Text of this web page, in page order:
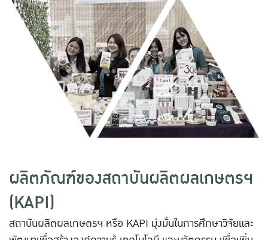
ผลิตภัณฑ์ของสถาบันผลิตผลเกษตรฯ
(KAPI)
สถาบันผลิตผลเกษตรฯ หรือ KAPI มุ่งมั่นในการศึกษาวิจัยและ